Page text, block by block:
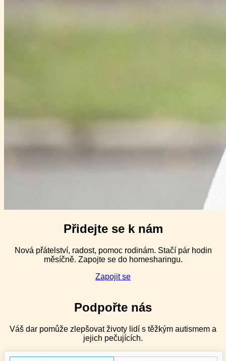
Přidejte se k nám
Nová přátelství, radost, pomoc rodinám. Stačí pár hodin
měsíčně. Zapojte se do homesharingu.
Zapojit se
Podpořte nás
Váš dar pomůže zlepšovat životy lidí s těžkým autismem a
jejich pečujících.